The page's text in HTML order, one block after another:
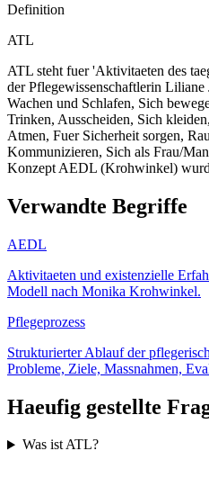
Definition
ATL
ATL steht fuer 'Aktivitaeten des
der Pflegewissenschaftlerin
Wachen und Schlafen, Sich
Trinken, Ausscheiden, Sich
Atmen, Fuer Sicherheit sorgen,
Kommunizieren, Sich als Frau/
Konzept AEDL (Krohwinkel)
Verwandte Begriffe
AEDL
Aktivitaeten und existenzielle
Modell nach Monika Krohwinkel.
Pflegeprozess
Strukturierter Ablauf der
Probleme, Ziele, Massnahmen,
Haeufig gestellte
Was ist ATL?